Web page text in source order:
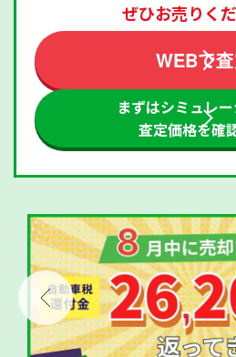
ぜひお売りく
WEBで
まずはシミュレ
査定価格を確